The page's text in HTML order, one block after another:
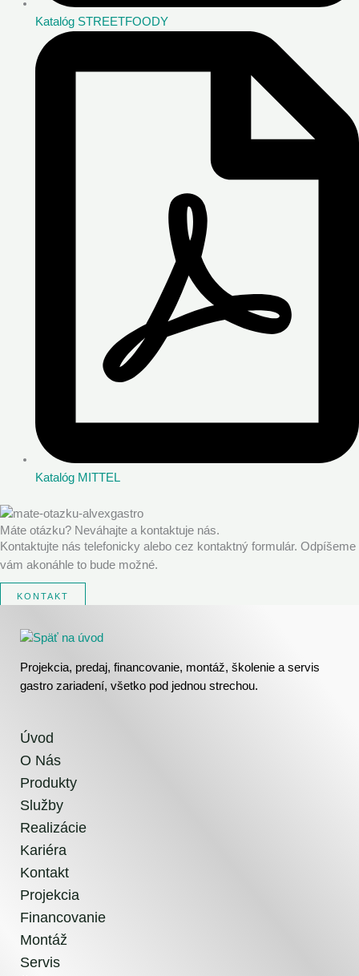
Katalóg STREETFOODY
Katalóg MITTEL
Máte otázku? Neváhajte a kontaktuje nás.
Kontaktujte nás telefonicky alebo cez kontaktný formulár. Odpíšeme
vám akonáhle to bude možné.
KONTAKT
Projekcia, predaj, financovanie, montáž, školenie a servis
gastro zariadení, všetko pod jednou strechou.
Úvod
O Nás
Produkty
Služby
Realizácie
Kariéra
Kontakt
Projekcia
Financovanie
Montáž
Servis